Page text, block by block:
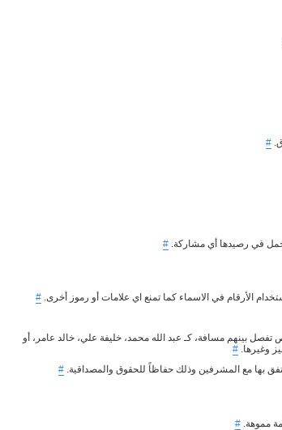
#
في رصيدها أي مشاركة. #
الأرقام في الاسماء كما تمنع اي علامات أو رموز أخرى. #
بينهم مسافة، كـ عبد الله محمد، خليفة علي، خالد عامر، أو
وغيرها. #
بها مع المشرفين وذلك حفاظاً للحقوق والمصداقية. #
#